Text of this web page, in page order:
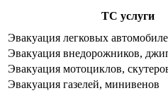
ТС услуги
Эвакуация легковых
Эвакуация внедорожников,
Эвакуация мотоциклов,
Эвакуация газелей, минивенов